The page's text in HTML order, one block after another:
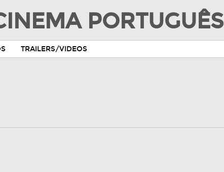
PORTUGUÊS
TRAILERS/VIDEOS